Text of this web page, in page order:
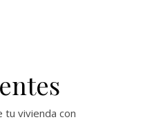
tu vivienda con